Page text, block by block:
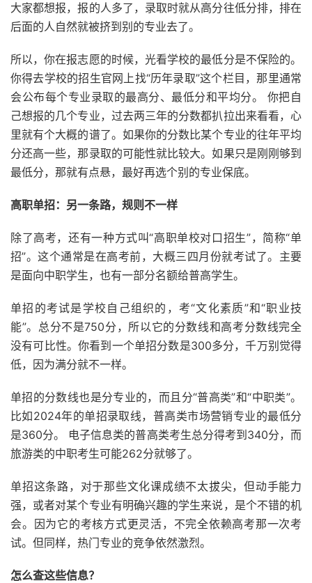
大家都想报，报的人多了，录取时就从高分往低分排，排在
后面的人自然就被挤到别的专业去了。
所以，你在报志愿的时候，光看学校的最低分是不保险的。
你得去学校的招生官网上找“历年录取”这个栏目，那里通常
会公布每个专业录取的最高分、最低分和平均分。 你把自
己想报的几个专业，过去两三年的分数都扒拉出来看看，心
里就有个大概的谱了。如果你的分数比某个专业的往年平均
分还高一些，那录取的可能性就比较大。如果只是刚刚够到
最低分，那就有点悬，最好再选个别的专业保底。
高职单招：另一条路，规则不一样
除了高考，还有一种方式叫“高职单校对口招生”，简称“单
招”。这个通常是在高考前，大概三四月份就考试了。主要
是面向中职学生，也有一部分名额给普高学生。
单招的考试是学校自己组织的，考“文化素质”和“职业技
能”。总分不是750分，所以它的分数线和高考分数线完全
没有可比性。你看到一个单招分数是300多分，千万别觉得
低，因为满分就不一样。
单招的分数线也是分专业的，而且分“普高类”和“中职类”。
比如2024年的单招录取线，普高类市场营销专业的最低分
是360分。 电子信息类的普高类考生总分得考到340分，而
旅游类的中职考生可能262分就够了。
单招这条路，对于那些文化课成绩不太拔尖，但动手能力
强，或者对某个专业有明确兴趣的学生来说，是个不错的机
会。因为它的考核方式更灵活，不完全依赖高考那一次考
试。但同样，热门专业的竞争依然激烈。
怎么查这些信息？